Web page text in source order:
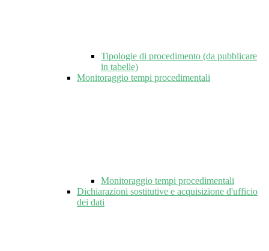
Tipologie di procedimento (da pubblicare
in tabelle)
Monitoraggio tempi procedimentali
Monitoraggio tempi procedimentali
Dichiarazioni sostitutive e acquisizione d'ufficio
dei dati